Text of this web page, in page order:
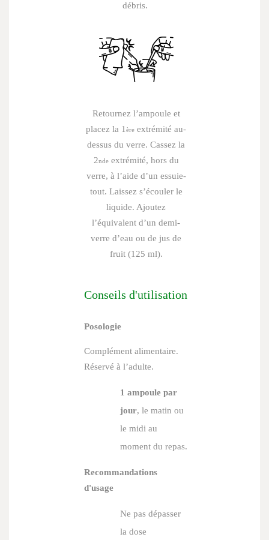
débris.
Retournez l’ampoule et
placez la 1 ère extrémité au-
dessus du verre. Cassez la
2ndeextrémité, hors du
verre, à l’aide d’un essuie-
tout. Laissez s’écouler le
liquide. Ajoutez
l’équivalent d’un demi-
verre d’eau ou de jus de
fruit (125 ml).
Conseils d'utilisation
Posologie
Complément alimentaire.
Réservé à l’adulte.
1 ampoule par
jour, le matin ou
le midi au
moment du repas.
Recommandations
d'usage
Ne pas dépasser
la dose